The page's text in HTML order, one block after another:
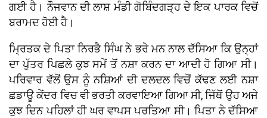
ਗਈ ਹੈ। ਨੌਜਵਾਨ ਦੀ ਲਾਸ਼ ਮੰਡੀ ਗੋਬਿੰਦਗੜ੍ਹ ਦੇ ਇਕ ਪਾਰਕ ਵਿਚੋਂ
ਬਰਾਮਦ ਹੋਈ ਹੈ।
ਮ੍ਰਿਤਕ ਦੇ ਪਿਤਾ ਨਿਰਭੈ ਸਿੰਘ ਨੇ ਭਰੇ ਮਨ ਨਾਲ ਦੱਸਿਆ ਕਿ ਉਨ੍ਹਾਂ
ਦਾ ਪੁੱਤਰ ਪਿਛਲੇ ਕੁਝ ਸਮੇਂ ਤੋਂ ਨਸ਼ਾ ਕਰਨ ਦਾ ਆਦੀ ਹੋ ਗਿਆ ਸੀ।
ਪਰਿਵਾਰ ਵੱਲੋਂ ਉਸ ਨੂੰ ਨਸ਼ਿਆਂ ਦੀ ਦਲਦਲ ਵਿਚੋਂ ਕੱਢਣ ਲਈ ਨਸ਼ਾ
ਛਡਾਊ ਕੇਂਦਰ ਵਿਚ ਵੀ ਭਰਤੀ ਕਰਵਾਇਆ ਗਿਆ ਸੀ, ਜਿੱਥੋਂ ਉਹ ਅਜੇ
ਕੁਝ ਦਿਨ ਪਹਿਲਾਂ ਹੀ ਘਰ ਵਾਪਸ ਪਰਤਿਆ ਸੀ। ਪਿਤਾ ਨੇ ਦੱਸਿਆ